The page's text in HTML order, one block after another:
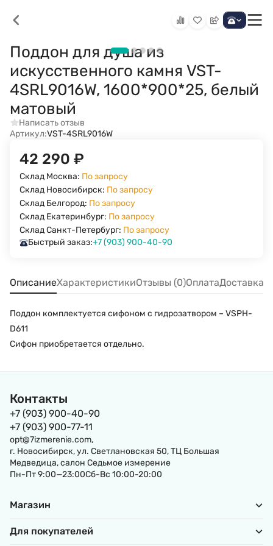
Поддон для душа из
искусственного камня VST-
4SRL9016W, 1600*900*25, белый
матовый
Написать отзыв
Артикул:VST-4SRL9016W
42 290 ₽
Склад Москва: По запросу
Склад Новосибирск: По запросу
Склад Белгород: По запросу
Склад Екатеринбург: По запросу
Склад Санкт-Петербург: По запросу
Быстрый заказ:+7 (903) 900-40-90
ОписаниеХарактеристикиОтзывы (0)ОплатаДоставка
Поддон комплектуется сифоном с гидрозатвором – VSPH-
D611
Сифон приобретается отдельно.
Контакты
+7 (903) 900-40-90
+7 (903) 900-77-11
opt@7izmerenie.com,
г. Новосибирск, ул. Светлановская 50, ТЦ Большая
Медведица, салон Седьмое измерение
Пн-Пт 9:00—23:00Сб-Вс 10:00-20:00
Магазин
Для покупателей